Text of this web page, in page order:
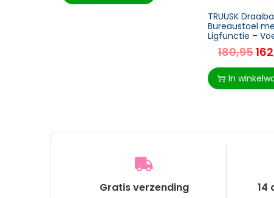
TRUUSK
Bureaustoel
Ligfunctie –
–
Microvezel –
Metaal – Nylon
180,95
In
Gratis verzending 14